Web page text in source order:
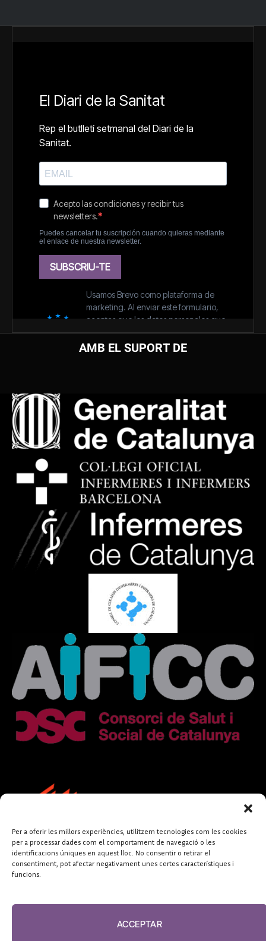
Per a oferir les millors experiències, utilitzem tecnologies com les cookies
per a processar dades com el comportament de navegació o les
identificacions úniques en aquest lloc. No consentir o retirar el
consentiment, pot afectar negativament unes certes característiques i
funcions.
ACCEPTAR
AMB EL SUPORT DE
FUNDACIÓ